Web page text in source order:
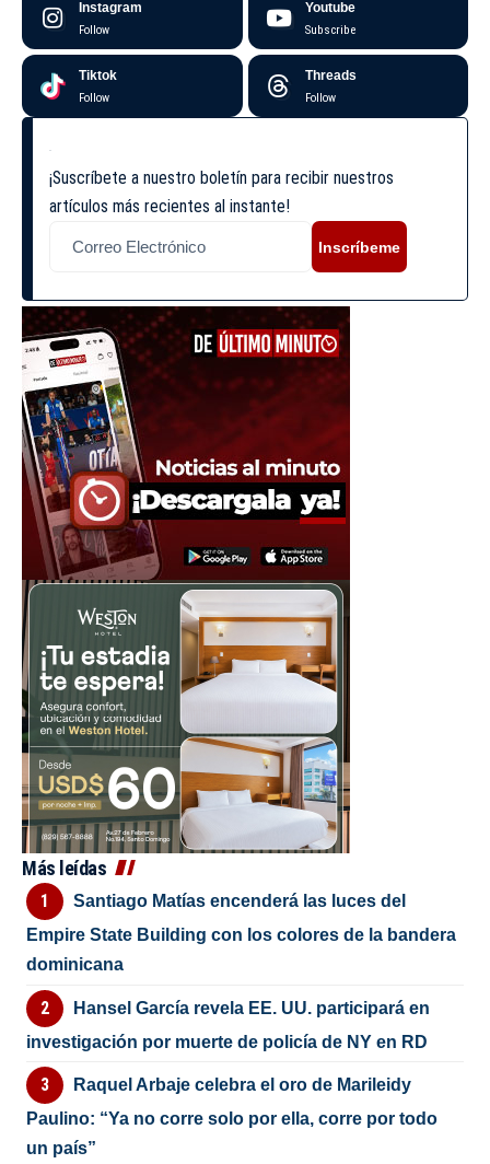
Instagram
Follow
Youtube
Subscribe
Tiktok
Follow
Threads
Follow
¡Suscríbete a nuestro boletín para recibir nuestros
artículos más recientes al instante!
Inscríbeme
Más leídas
Santiago Matías encenderá las luces del
Empire State Building con los colores de la bandera
dominicana
Hansel García revela EE. UU. participará en
investigación por muerte de policía de NY en RD
Raquel Arbaje celebra el oro de Marileidy
Paulino: “Ya no corre solo por ella, corre por todo
un país”